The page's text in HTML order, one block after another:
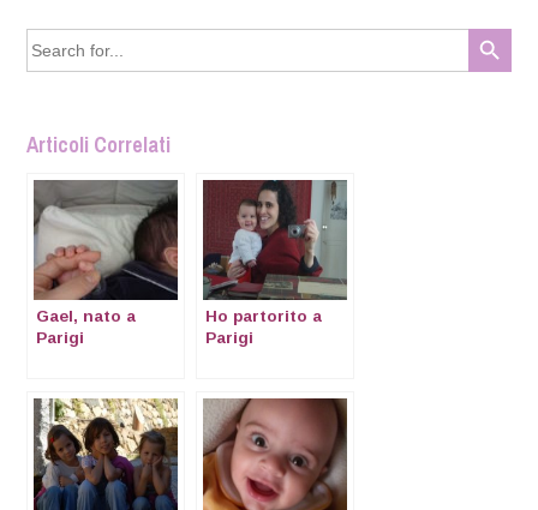
Search
for:
Search Button
Articoli Correlati
Gael, nato a
Parigi
Ho partorito a
Parigi